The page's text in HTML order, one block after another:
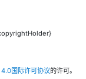
国际许可协议的许可。